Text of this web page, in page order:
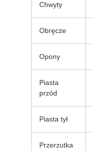
Chwyty
Obręcze
Opony
Piasta
przód
Piasta tył
Przerzutka